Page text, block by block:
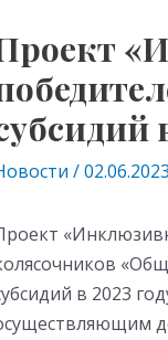
/02.06.2023
в 2023